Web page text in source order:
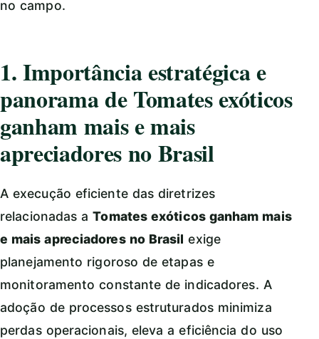
no campo.
1. Importância estratégica e
panorama de Tomates exóticos
ganham mais e mais
apreciadores no Brasil
A execução eficiente das diretrizes
relacionadas aTomates exóticos ganham mais
e mais apreciadores no Brasil exige
planejamento rigoroso de etapas e
monitoramento constante de indicadores. A
adoção de processos estruturados minimiza
perdas operacionais, eleva a eficiência do uso